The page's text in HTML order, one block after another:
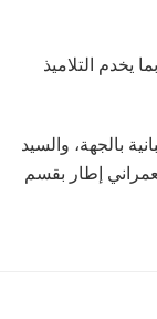
يخدم التلاميذ
بالجهة، والسيد
إطار بقسم